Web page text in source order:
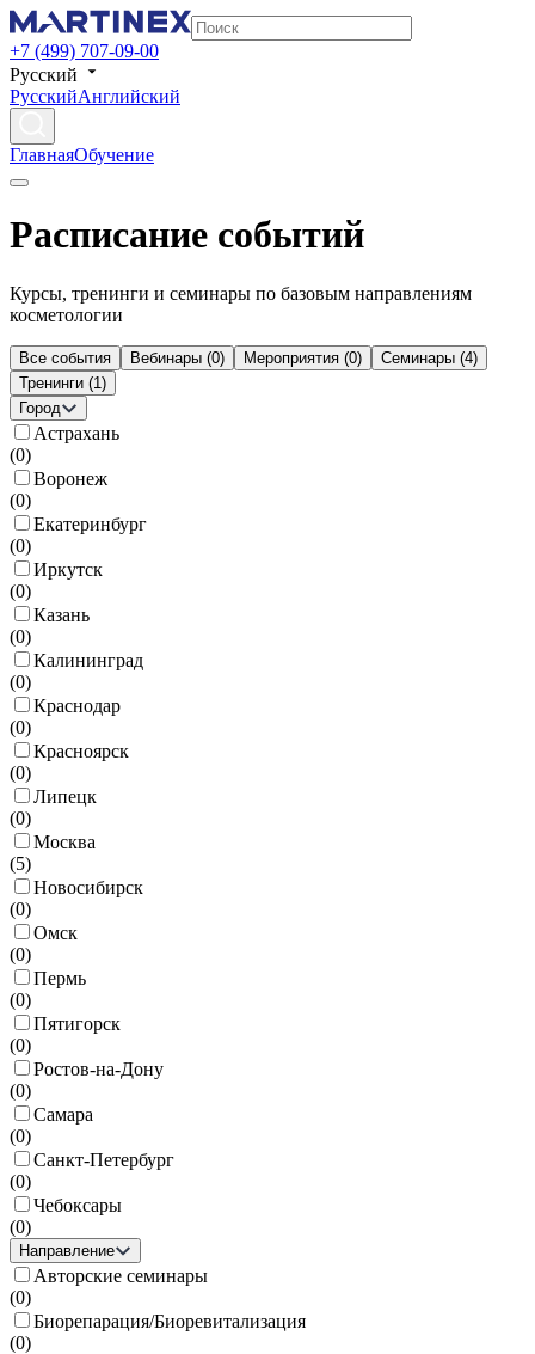
+7 (499) 707-09-00
Русский
РусскийАнглийский
ГлавнаяОбучение
Расписание событий
Курсы, тренинги и семинары по базовым направлениям
косметологии
Все события Вебинары (0) Мероприятия (0) Семинары (4)
Тренинги (1 )
Город
Астрахань
(0)
Воронеж
(0)
Екатеринбург
(0)
Иркутск
(0)
Казань
(0)
Калининград
(0)
Краснодар
(0)
Красноярск
(0)
Липецк
(0)
Москва
(5)
Новосибирск
(0)
Омск
(0)
Пермь
(0)
Пятигорск
(0)
Ростов-на-Дону
(0)
Самара
(0)
Санкт-Петербург
(0)
Чебоксары
(0)
Направление
Авторские семинары
(0)
Биорепарация/Биоревитализация
(0)